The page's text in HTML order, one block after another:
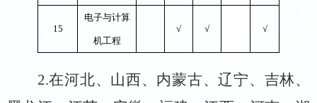
15
电子与计算
机工程
√ √ √
2.在河北、山西、内蒙古、辽宁、吉林、